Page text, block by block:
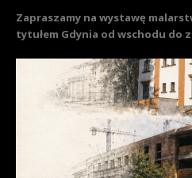
Zapraszamy na wystawę
tytułem Gdynia od wschodu do